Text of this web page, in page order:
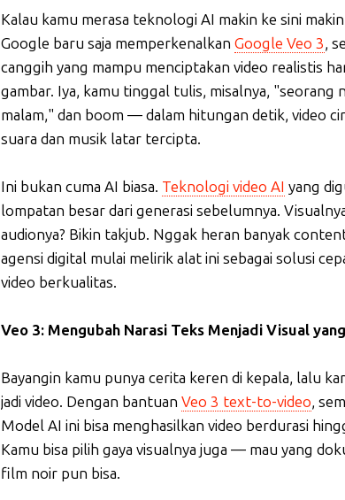
Kalau kamu merasa teknologi AI makin ke sini
Google baru saja memperkenalkan Google Veo 3,
canggih yang mampu menciptakan video realistis
gambar. Iya, kamu tinggal tulis, misalnya, "seorang
malam," dan boom — dalam hitungan detik, video
suara dan musik latar tercipta.
Ini bukan cuma AI biasa. Teknologi video AI yang
lompatan besar dari generasi sebelumnya.
audionya? Bikin takjub. Nggak heran banyak
agensi digital mulai melirik alat ini sebagai solusi
video berkualitas.
Veo 3: Mengubah Narasi Teks Menjadi Visual
Bayangin kamu punya cerita keren di kepala, lalu
jadi video. Dengan bantuan Veo 3 text-to-video,
Model AI ini bisa menghasilkan video berdurasi
Kamu bisa pilih gaya visualnya juga — mau yang
film noir pun bisa.